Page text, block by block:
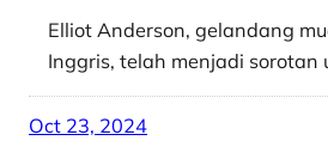
Elliot Anderson, gelandang
Inggris, telah menjadi sorotan
Oct 23, 2024